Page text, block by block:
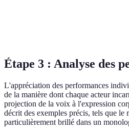
Étape 3 : Analyse des
L'appréciation des performances
de la manière dont chaque acteur
projection de la voix à l'expression
décrit des exemples précis, tels que le
particulièrement brillé dans un